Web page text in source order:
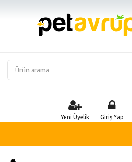
Yeni Üyelik Giriş Yap